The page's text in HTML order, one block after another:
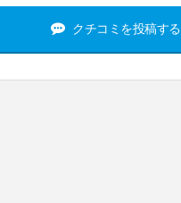
クチコミを投稿する